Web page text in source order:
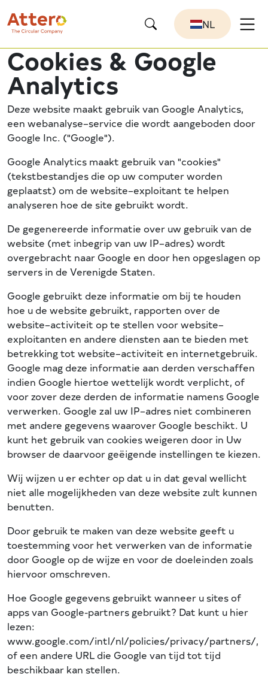
NL
Cookies & Google
Analytics
Deze website maakt gebruik van Google Analytics,
een webanalyse–service die wordt aangeboden door
Google Inc. ("Google").
Google Analytics maakt gebruik van "cookies"
(tekstbestandjes die op uw computer worden
geplaatst) om de website–exploitant te helpen
analyseren hoe de site gebruikt wordt.
De gegenereerde informatie over uw gebruik van de
website (met inbegrip van uw IP–adres) wordt
overgebracht naar Google en door hen opgeslagen op
servers in de Verenigde Staten.
Google gebruikt deze informatie om bij te houden
hoe u de website gebruikt, rapporten over de
website–activiteit op te stellen voor website–
exploitanten en andere diensten aan te bieden met
betrekking tot website–activiteit en internetgebruik.
Google mag deze informatie aan derden verschaffen
indien Google hiertoe wettelijk wordt verplicht, of
voor zover deze derden de informatie namens Google
verwerken. Google zal uw IP–adres niet combineren
met andere gegevens waarover Google beschikt. U
kunt het gebruik van cookies weigeren door in Uw
browser de daarvoor geëigende instellingen te kiezen.
Wij wijzen u er echter op dat u in dat geval wellicht
niet alle mogelijkheden van deze website zult kunnen
benutten.
Door gebruik te maken van deze website geeft u
toestemming voor het verwerken van de informatie
door Google op de wijze en voor de doeleinden zoals
hiervoor omschreven.
Hoe Google gegevens gebruikt wanneer u sites of
apps van Google-partners gebruikt? Dat kunt u hier
lezen:
www.google.com/intl/nl/policies/privacy/partners/,
of een andere URL die Google van tijd tot tijd
beschikbaar kan stellen.